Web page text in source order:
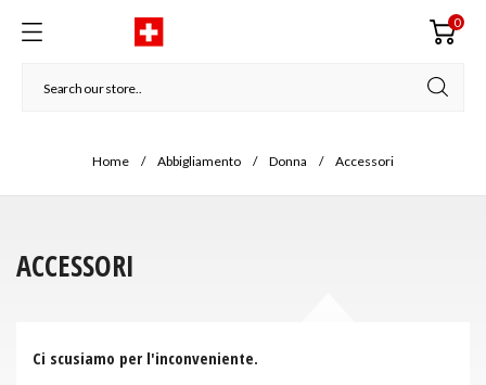
0
Home Abbigliamento Donna Accessori
ACCESSORI
Ci scusiamo per l'inconveniente.